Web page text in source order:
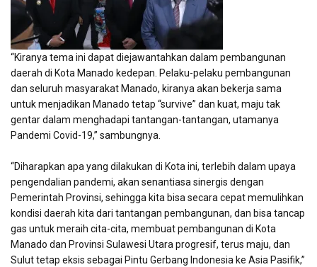
“Kiranya tema ini dapat diejawantahkan dalam pembangunan
daerah di Kota Manado kedepan. Pelaku-pelaku pembangunan
dan seluruh masyarakat Manado, kiranya akan bekerja sama
untuk menjadikan Manado tetap “survive” dan kuat, maju tak
gentar dalam menghadapi tantangan-tantangan, utamanya
Pandemi Covid-19,” sambungnya.
“Diharapkan apa yang dilakukan di Kota ini, terlebih dalam upaya
pengendalian pandemi, akan senantiasa sinergis dengan
Pemerintah Provinsi, sehingga kita bisa secara cepat memulihkan
kondisi daerah kita dari tantangan pembangunan, dan bisa tancap
gas untuk meraih cita-cita, membuat pembangunan di Kota
Manado dan Provinsi Sulawesi Utara progresif, terus maju, dan
Sulut tetap eksis sebagai Pintu Gerbang Indonesia ke Asia Pasifik,”